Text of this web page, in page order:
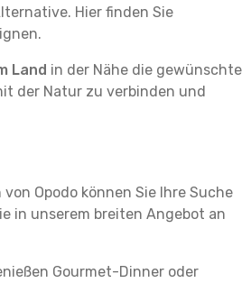
Hier finden Sie
Land in der Nähe die gewünschte
der Natur zu verbinden und
Opodo können Sie Ihre Suche
in unserem breiten Angebot an
Gourmet-Dinner oder